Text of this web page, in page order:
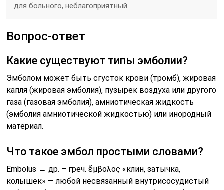
для больного, неблагоприятный.
Вопрос-ответ
Какие существуют типы эмболии?
Эмболом может быть сгусток крови (тромб), жировая
капля (жировая эмболия), пузырек воздуха или другого
газа (газовая эмболия), амниотическая жидкость
(эмболия амниотической жидкостью) или инородный
материал.
Что такое эмбол простыми словами?
Embolus ← др. – греч. ἔμβολος «клин, затычка,
колышек» — любой несвязанный внутрисосудистый